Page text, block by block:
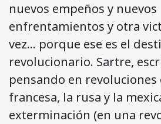
nuevos empeños y nuevos
enfrentamientos y otra
vez… porque ese es el
revolucionario. Sartre,
pensando en revoluciones
francesa, la rusa y la
exterminación (en una